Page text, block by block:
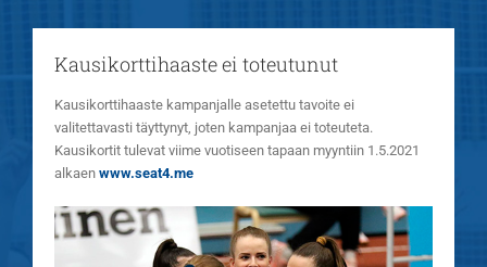
Kausikorttihaaste ei toteutunut
Kausikorttihaaste kampanjalle asetettu tavoite ei
valitettavasti täyttynyt, joten kampanjaa ei toteuteta.
Kausikortit tulevat viime vuotiseen tapaan myyntiin 1.5.2021
alkaen www.seat4.me